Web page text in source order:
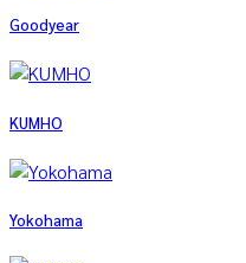
Goodyear
KUMHO
Yokohama